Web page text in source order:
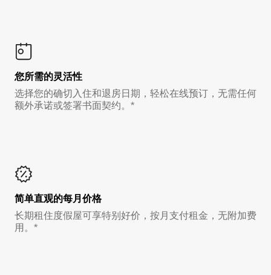
您所需的灵活性
选择您的确切入住和退房日期，轻松在线预订，无需任何
额外承诺或签署书面契约。*
简单直观的每月价格
长期租住度假屋可享特别好价，按月支付租金，无附加费
用。*